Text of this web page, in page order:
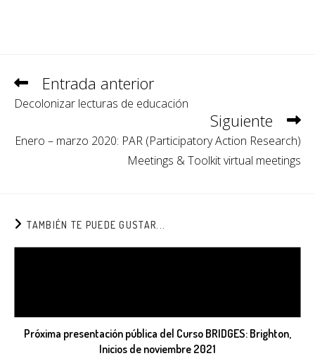
Entrada anterior
Decolonizar lecturas de educación
Siguiente
Enero – marzo 2020: PAR (Participatory Action Research)
Meetings & Toolkit virtual meetings
TAMBIÉN TE PUEDE GUSTAR...
Próxima presentación pública del Curso BRIDGES: Brighton,
Inicios de noviembre 2021